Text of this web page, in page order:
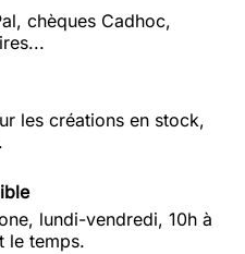
chèques Cadhoc,
les créations en stock,
lundi-vendredi, 10h à
le temps.